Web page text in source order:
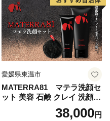
愛媛県東温市
MATERRA81 マテラ洗顔セ
ット 美容 石鹸 クレイ 洗顔フ
ォーム マテラ 泡立てネット
38,000円